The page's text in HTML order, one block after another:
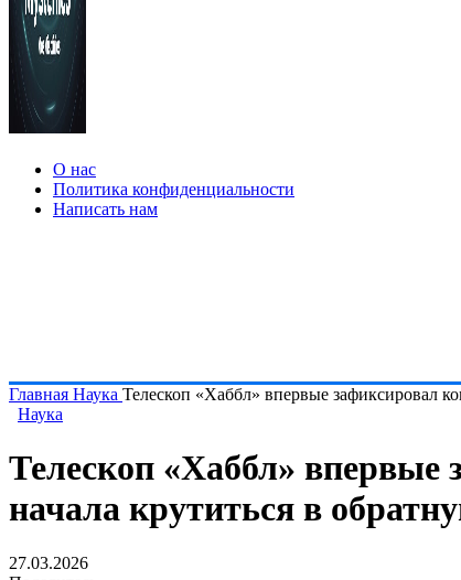
О нас
Политика конфиденциальности
Написать нам
Главная Наука Телескоп «Хаббл» впервые зафиксировал
Наука
Телескоп «Хаббл» впервые
начала крутиться в
27.03.2026